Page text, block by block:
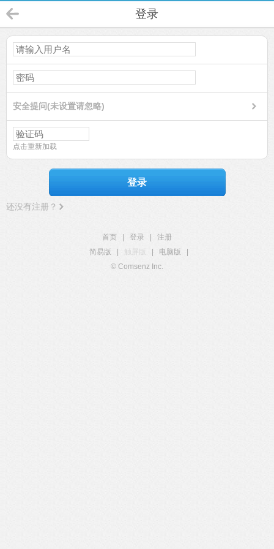
登录
安全提问(未设置请忽略)
点击重新加载
登录
还没有注册？
首页 登录
注册
简易版
触屏版 电脑版
© Comsenz Inc.